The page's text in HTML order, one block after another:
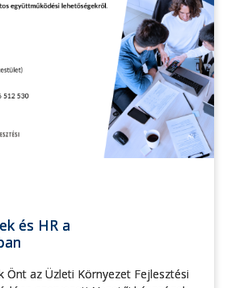
és HR a
Önt az Üzleti Környezet Fejlesztési